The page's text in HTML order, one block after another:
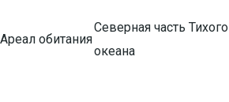
Ареал обитания
Северная часть Тихого
океана